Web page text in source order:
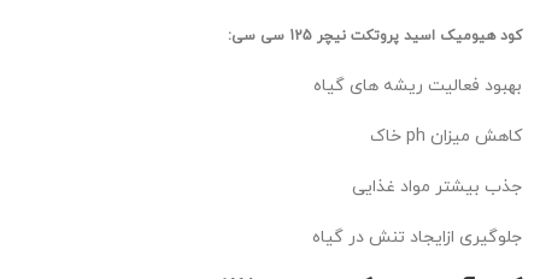
کود هیومیک اسید پروتکت نیچر 125 سی سی:
بهبود فعالیت ریشه های گیاه
کاهش میزان ph خاک
جذب بیشتر مواد غذایی
جلوگیری ازایجاد تنش در گیاه